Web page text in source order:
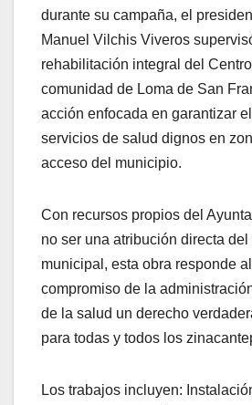
durante su campaña, el
Manuel Vilchis Viveros
rehabilitación integral del
comunidad de Loma de San
acción enfocada en garantizar
servicios de salud dignos en
acceso del municipio.
Con recursos propios del
no ser una atribución directa
municipal, esta obra responde
compromiso de la
de la salud un derecho
para todas y todos los
Los trabajos incluyen: